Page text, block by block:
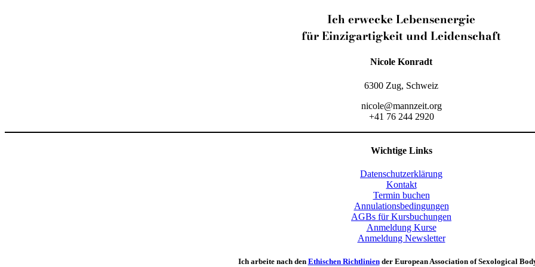
Ich erwecke Lebensenergie
für Einzigartigkeit und Leidenschaft
Nicole Konradt
6300 Zug, Schweiz
nicole@mannzeit.org
+41 76 244 2920
Wichtige Links
Datenschutzerklärung
Kontakt
Termin buchen
Annulationsbedingungen
AGBs für Kursbuchungen
Anmeldung Kurse
Anmeldung Newsletter
Ich arbeite nach den Ethischen Richtliniender European Association of Sexological